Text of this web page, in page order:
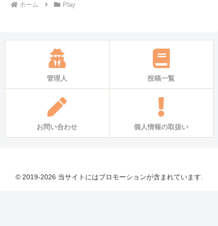
ホーム Play
管理人 投稿一覧
お問い合わせ 個人情報の取扱い
© 2019-2026 当サイトにはプロモーションが含まれています.